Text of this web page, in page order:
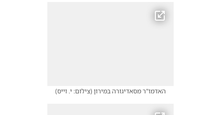
האדמו"ר מסאדיגורה במירון(צילום: י. וייס)